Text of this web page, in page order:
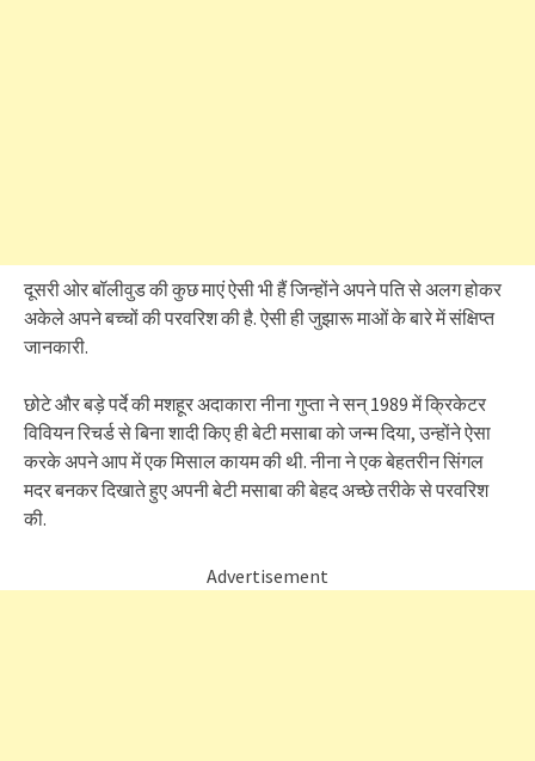
दूसरी ओर बॉलीवुड की कुछ माएं ऐसी भी हैं जिन्होंने अपने पति से अलग होकर
अकेले अपने बच्चों की परवरिश की है. ऐसी ही जुझारू माओं के बारे में संक्षिप्त
जानकारी.
छोटे और बड़े पर्दे की मशहूर अदाकारा नीना गुप्ता ने सन् 1989 में क्रिकेटर
विवियन रिचर्ड से बिना शादी किए ही बेटी मसाबा को जन्म दिया, उन्होंने ऐसा
करके अपने आप में एक मिसाल कायम की थी. नीना ने एक बेहतरीन सिंगल
मदर बनकर दिखाते हुए अपनी बेटी मसाबा की बेहद अच्छे तरीके से परवरिश
की.
Advertisement